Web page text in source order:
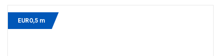
EURO,5 m